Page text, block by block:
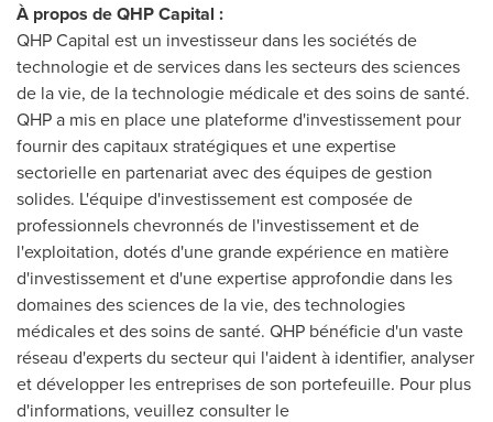
À propos de QHP Capital :
QHP Capital est un investisseur dans les sociétés de
technologie et de services dans les secteurs des sciences
de la vie, de la technologie médicale et des soins de santé.
QHP a mis en place une plateforme d'investissement pour
fournir des capitaux stratégiques et une expertise
sectorielle en partenariat avec des équipes de gestion
solides. L'équipe d'investissement est composée de
professionnels chevronnés de l'investissement et de
l'exploitation, dotés d'une grande expérience en matière
d'investissement et d'une expertise approfondie dans les
domaines des sciences de la vie, des technologies
médicales et des soins de santé. QHP bénéficie d'un vaste
réseau d'experts du secteur qui l'aident à identifier, analyser
et développer les entreprises de son portefeuille. Pour plus
d'informations, veuillez consulter le